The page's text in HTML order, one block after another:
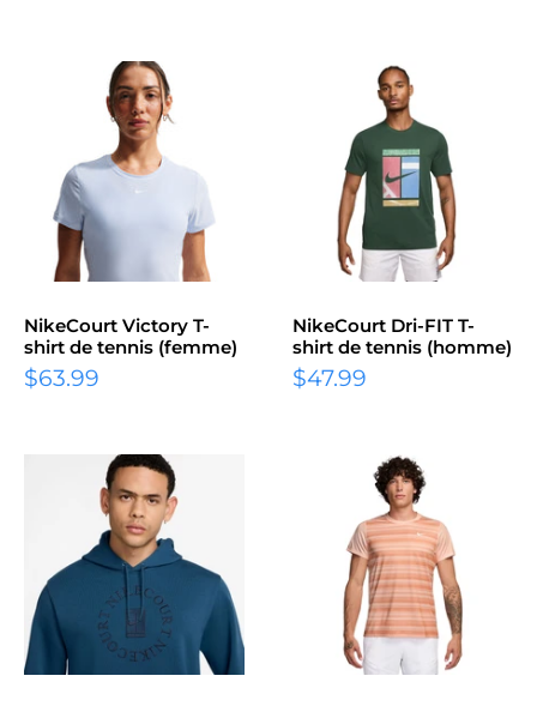
NikeCourt Victory T-
shirt de tennis (femme)
Prix
$63.99
NikeCourt Dri-FIT T-
shirt de tennis (homme)
Prix
$47.99